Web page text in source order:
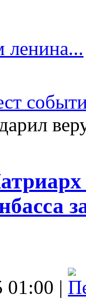
ленина...
01:00 |